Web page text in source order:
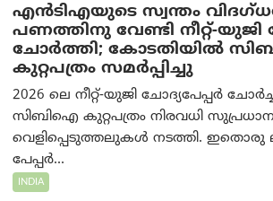
എൻ‌ടി‌എയുടെ സ്വന്തം
പണത്തിനു വേണ്ടി നീറ്റ്-യു‌ജി
ചോർത്തി; കോടതിയില്‍
കുറ്റപത്രം സമര്‍പ്പിച്ചു
2026 ലെ നീറ്റ്-യുജി ചോദ്യപേപ്പർ
സിബിഐ കുറ്റപത്രം നിരവധി സുപ്രധാന
വെളിപ്പെടുത്തലുകൾ നടത്തി. ഇതൊരു
പേപ്പർ...
INDIA